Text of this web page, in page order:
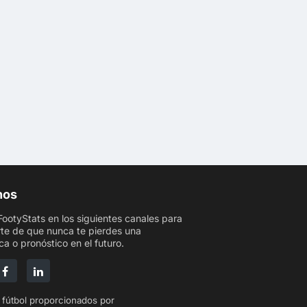
en los siguientes canales para
de que nunca te pierdes una
o pronóstico en el futuro.
fútbol proporcionados por